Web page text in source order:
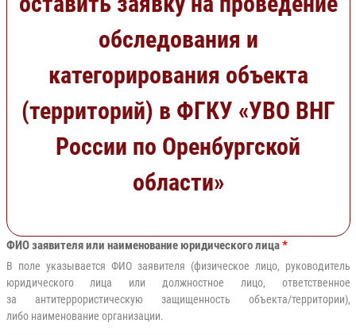
обследования и
категорирования объекта
(территорий) в ФГКУ «УВО ВНГ
России по Оренбургской
области»
ФИО заявителя или наименование юридического лица*
В поле указывается ФИО заявителя (физическое лицо, руководитель
юридического лица или должностное лицо, ответственное
за антитеррористическую защищенность объекта/территории),
либо наименование организации.